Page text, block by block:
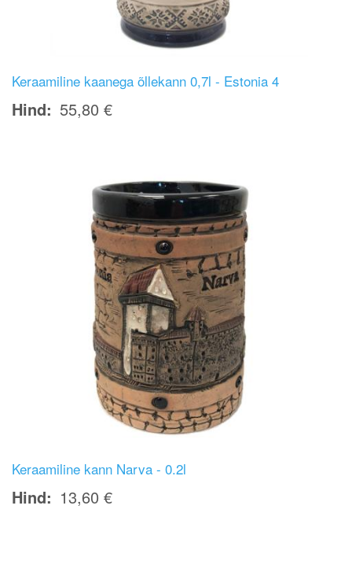
Keraamiline kaanega õllekann 0,7l - Estonia 4
Hind 55,80 €
Keraamiline kann Narva - 0.2l
Hind 13,60 €